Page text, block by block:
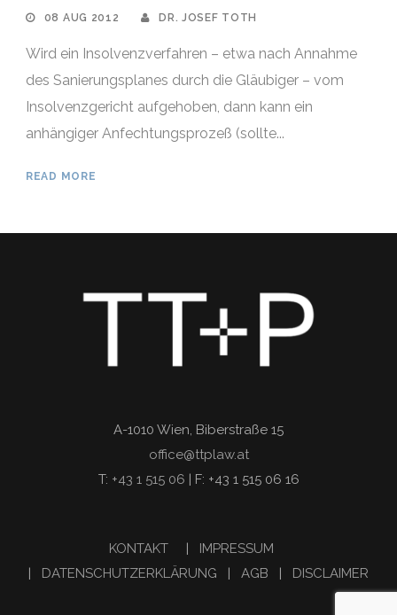
08 AUG 2012 DR. JOSEF TOTH
Wird ein Insolvenzverfahren – etwa nach Annahme
des Sanierungsplanes durch die Gläubiger – vom
Insolvenzgericht aufgehoben, dann kann ein
anhängiger Anfechtungsprozeß (sollte...
READ MORE
A-1010 Wien, Biberstraße 15
office@ttplaw.at
T: +43 1 515 06 | F: +43 1 515 06 16
KONTAKT | IMPRESSUM
| DATENSCHUTZERKLÄRUNG | AGB | DISCLAIMER